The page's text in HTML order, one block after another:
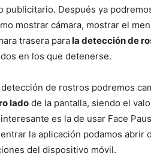
publicitario. Después ya
mostrar cámara, mostrar el
trasera parala detección de
en los que detenerse.
de rostros podremos
lado de la pantalla, siendo el
es la de usar Face
la aplicación podamos abrir
del dispositivo móvil.